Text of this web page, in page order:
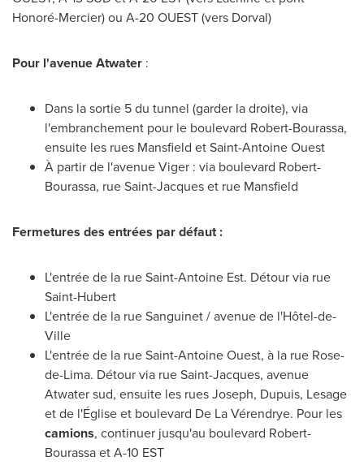
Honoré-Mercier) ou A-20 OUEST (vers Dorval)
Pour l'avenueAtwater :
Dans la sortie 5 du tunnel (garder la droite), via
l'embranchement pour le boulevard Robert-Bourassa,
ensuite les rues Mansfield et Saint-Antoine Ouest
À partir de l'avenue Viger : via boulevard Robert-
Bourassa, rueSaint-Jacqueset rue Mansfield
Fermetures des entrées par défaut :
L'entrée de la rue Saint-Antoine Est. Détour via rue
Saint-Hubert
L'entrée de la rue Sanguinet / avenue de l'Hôtel-de-
Ville
L'entrée de la rue Saint-Antoine Ouest, à la rue Rose-
de-Lima. Détour via rue Saint-Jacques, avenue
Atwatersud, ensuite les rues Joseph, Dupuis, Lesage
et de l'Église et boulevard De La Vérendrye. Pour les
camions, continuer jusqu'au boulevard Robert-
Bourassa et A-10 EST